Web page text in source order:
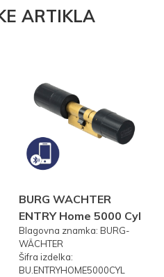
ARTIKLA
BURG WACHTER
ENTRY Home 5000 Cyl
Blagovna znamka: BURG-
WÄCHTER
Šifra izdelka:
BU.ENTRYHOME5000CYL